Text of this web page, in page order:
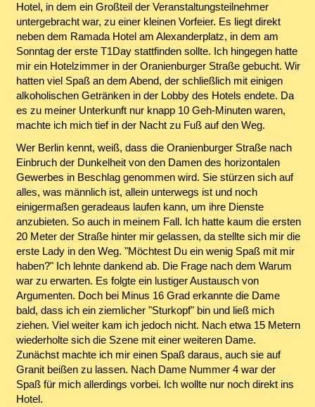
Hotel, in dem ein Großteil der Veranstaltungsteilnehmer
untergebracht war, zu einer kleinen Vorfeier. Es liegt direkt
neben dem Ramada Hotel am Alexanderplatz, in dem am
Sonntag der erste T1Day stattfinden sollte. Ich hingegen hatte
mir ein Hotelzimmer in der Oranienburger Straße gebucht. Wir
hatten viel Spaß an dem Abend, der schließlich mit einigen
alkoholischen Getränken in der Lobby des Hotels endete. Da
es zu meiner Unterkunft nur knapp 10 Geh-Minuten waren,
machte ich mich tief in der Nacht zu Fuß auf den Weg.
Wer Berlin kennt, weiß, dass die Oranienburger Straße nach
Einbruch der Dunkelheit von den Damen des horizontalen
Gewerbes in Beschlag genommen wird. Sie stürzen sich auf
alles, was männlich ist, allein unterwegs ist und noch
einigermaßen geradeaus laufen kann, um ihre Dienste
anzubieten. So auch in meinem Fall. Ich hatte kaum die ersten
20 Meter der Straße hinter mir gelassen, da stellte sich mir die
erste Lady in den Weg. "Möchtest Du ein wenig Spaß mit mir
haben?" Ich lehnte dankend ab. Die Frage nach dem Warum
war zu erwarten. Es folgte ein lustiger Austausch von
Argumenten. Doch bei Minus 16 Grad erkannte die Dame
bald, dass ich ein ziemlicher "Sturkopf" bin und ließ mich
ziehen. Viel weiter kam ich jedoch nicht. Nach etwa 15 Metern
wiederholte sich die Szene mit einer weiteren Dame.
Zunächst machte ich mir einen Spaß daraus, auch sie auf
Granit beißen zu lassen. Nach Dame Nummer 4 war der
Spaß für mich allerdings vorbei. Ich wollte nur noch direkt ins
Hotel.